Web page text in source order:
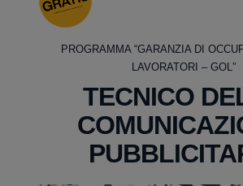
PROGRAMMA “GARANZIA DI
LAVORATORI – GOL”
TECNICO